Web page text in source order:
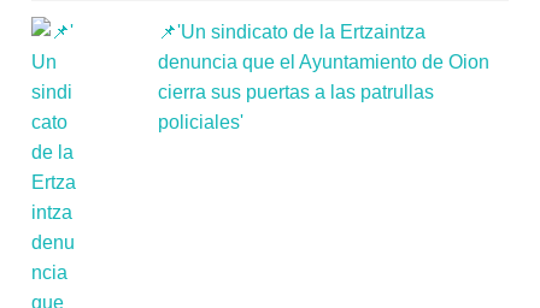
📌'Un sindicato de la Ertzaintza
denuncia que el Ayuntamiento de Oion
cierra sus puertas a las patrullas
policiales'